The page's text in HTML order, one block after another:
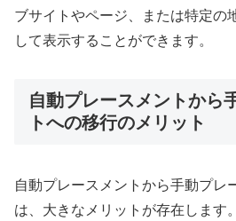
ブサイトやページ、または特定の
して表示することができます。
自動プレースメントから
トへの移行のメリット
自動プレースメントから手動プレ
は、大きなメリットが存在します